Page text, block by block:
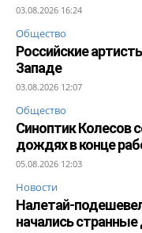
03.08.2026 16:24
Общество
Российские
Западе
03.08.2026 12:07
Общество
Синоптик Колесов
дождях в конце
05.08.2026 12:03
Новости
Налетай-
начались